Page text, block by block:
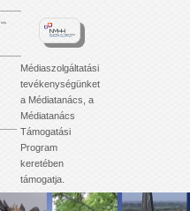
Info
Médiaszolgáltatási
tevékenységünket
a Médiatanács, a
Médiatanács
Támogatási
Program
keretében
támogatja.